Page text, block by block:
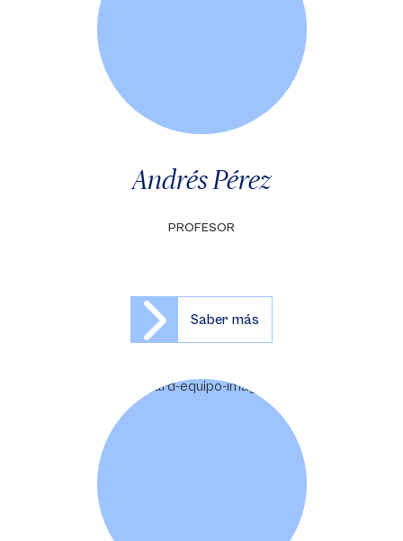
Andrés Pérez
PROFESOR
Saber más